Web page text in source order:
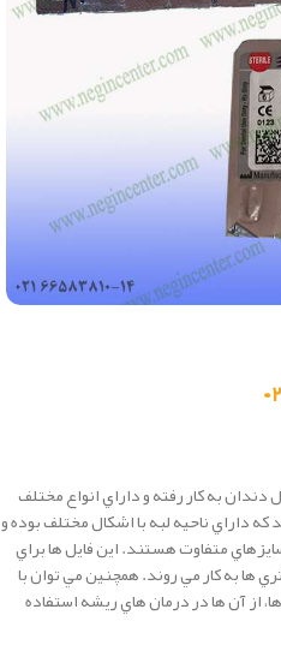
دندان به كار رفته و داراي انواع مختلف
داراي ناحيه لبه با اشكال مختلف بوده و
متفاوت هستند. اين فايل ها براي
ها به كار مي روند. همچنين مي توان با
از آن ها در درمان هاي ريشه استفاده